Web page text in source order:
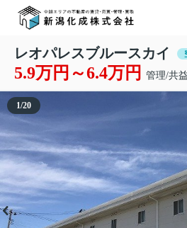
レオパレスブルースカイ
5.9万円～6.4万円 管理/共
1/20